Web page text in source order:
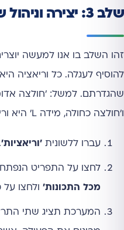
שלב 3: יצירה וניהול של הוריאציות
זהו השלב בו אנו למעשה
להוסיף לעגלה. כל וריאציה
ו'חולצה כחולה, מידה L' היא וריאציה אחרת.
עברו ללשונית 'וריאציות'.
לחצו על התפריט
מכל התכונות' ולחצו
המערכת תציג שתי